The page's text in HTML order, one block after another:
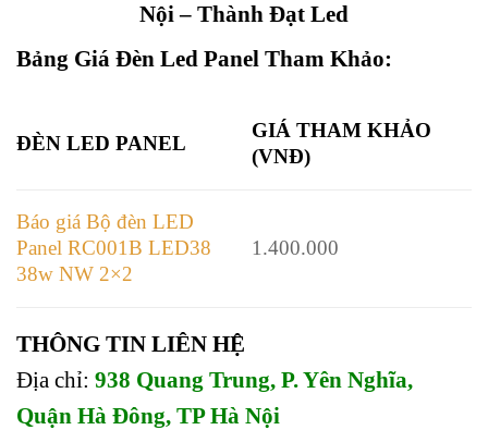
Nội – Thành Đạt Led
Bảng Giá Đèn Led Panel Tham Khảo:
ĐÈN LED PANEL
GIÁ THAM KHẢO
(VNĐ)
Báo giá Bộ đèn LED
Panel RC001B LED38
38w NW 2×2
1.400.000
THÔNG TIN LIÊN HỆ
Địa chỉ: 938 Quang Trung, P. Yên Nghĩa,
Quận Hà Đông, TP Hà Nội